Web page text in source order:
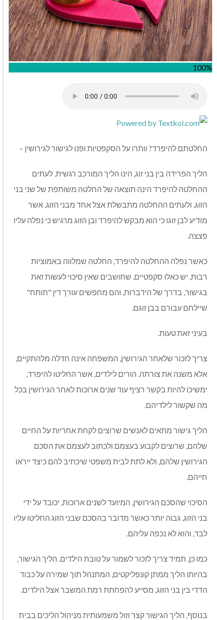
100%
החלטתם להיפרד? וותרו על הסקפטיות ופנו לגישור לגירושין –
הליך הפרידה בין בני זוג, הינו הליך המורכב רגשית. לעתים
ההחלטה להיפרד הינה תוצאה של החלטה משותפת של שני בני
הזוג, ולעתים ההחלטה מתבשלת אצל אחד מבני הזוג, אשר
מודיע לבן זוגו כי הוא מבקש להיפרד ובן הזוג מרגיש כי נפלה עליו
פצצה.
כאשר נפלה ההחלטה להיפרד, החלטה שמלווה באמוציות
רבות, יש כאלו סקפטיים, שחושבים שאין סיכוי לעשות זאת
בגישור, בדרך של הידברות, והם מחפשים עורך דין "תותח"
שיילחם עבורם בבן זוגם.
בעיני זאת טעות.
צריך לזכור שלאחר הגירושין, המשפחה אינה חדלה מלהתקיים,
אלא משנה את צורתה. הורים לילדים, אשר החליטו להיפרד,
ימשיכו להיות בקשר רציף עוד שנים ארוכות לאחר הגירושין בכל
מה שקשור לילדיהם.
הליך גישור מתאים לאנשים שרוצים לקחת אחריות על החיים
שלהם, שרוצים לקבוע בעצמם ולכתוב לעצמם את הסכם
הגירושין שלהם, ולא לתת לבית משפטי שיכתיב להם כיצד ייראו
חייהם.
הסיכוי שהסכם הגירושין, המיועד לשנים ארוכות, יכובד על ידי
בני הזוג, גבוה יותר כאשר מדובר בהסכם שבני הזוג החליטו עליו
לבד, והוא לא נכפה עליהם.
כמו כן, תמיד צריך לזכור לשמור על טובת הילדים. הליך הגישור,
בהיותו הליך ממתן קונפליקטים, המתנהל תוך שמירה על כבוד
הדדי בין בני הזוג, מסייע להפחתת רמת המשבר אצל הילדים.
בנוסף, הליך הגישור קצר וזול משמעותית מניהול הליכים בבית